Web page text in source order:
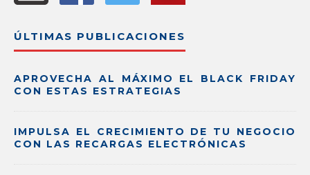
ÚLTIMAS PUBLICACIONES
APROVECHA AL MÁXIMO EL BLACK FRIDAY
CON ESTAS ESTRATEGIAS
IMPULSA EL CRECIMIENTO DE TU NEGOCIO
CON LAS RECARGAS ELECTRÓNICAS